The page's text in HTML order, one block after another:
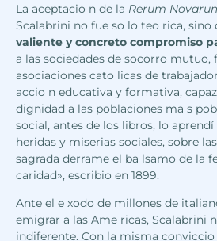
La aceptacio n de la Rerum
Scalabrini no fue so lo teo rica, sino
valiente y concreto compromiso
a las sociedades de socorro mutuo,
asociaciones cato licas de
accio n educativa y formativa,
dignidad a las poblaciones ma s
social, antes de los libros, lo
heridas y miserias sociales, sobre
sagrada derrame el ba lsamo de la
caridad», escribio en 1899.
Ante el e xodo de millones de
emigrar a las Ame ricas, Scalabrini
indiferente. Con la misma conviccio